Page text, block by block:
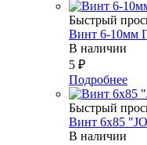
Быстрый
Винт 6-10мм
В наличии
5 ₽
Подробнее
Быстрый
Винт 6х85
В наличии